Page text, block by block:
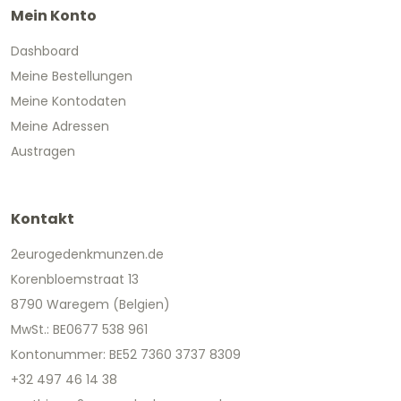
Mein Konto
Dashboard
Meine Bestellungen
Meine Kontodaten
Meine Adressen
Austragen
Kontakt
2eurogedenkmunzen.de
Korenbloemstraat 13
8790 Waregem (Belgien)
MwSt.: BE0677 538 961
Kontonummer: BE52 7360 3737 8309
+32 497 46 14 38